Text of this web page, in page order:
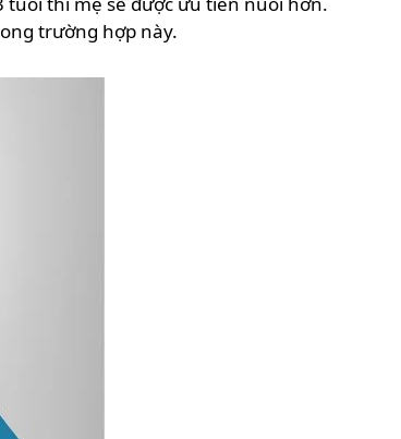
trường hợp này.